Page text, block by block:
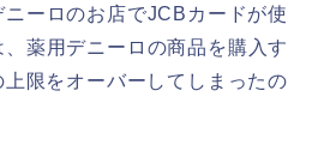
ニーロのお店でJCBカードが使
薬用デニーロの商品を購入す
限をオーバーしてしまったの